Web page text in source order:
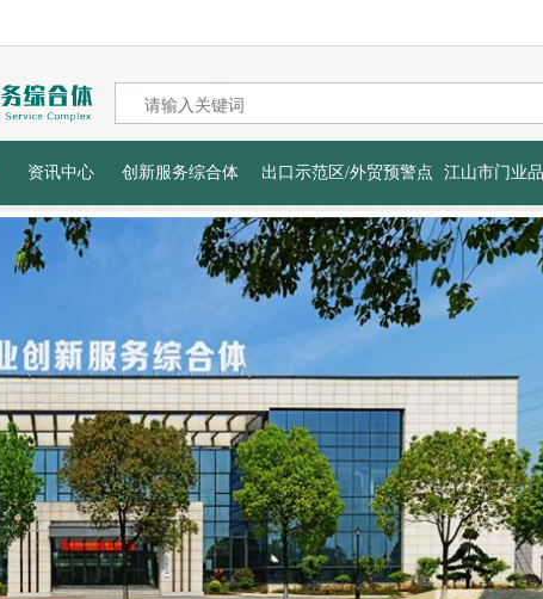
资讯中心 创新服务综合体 出口示范区/外贸预警点 江山市门业